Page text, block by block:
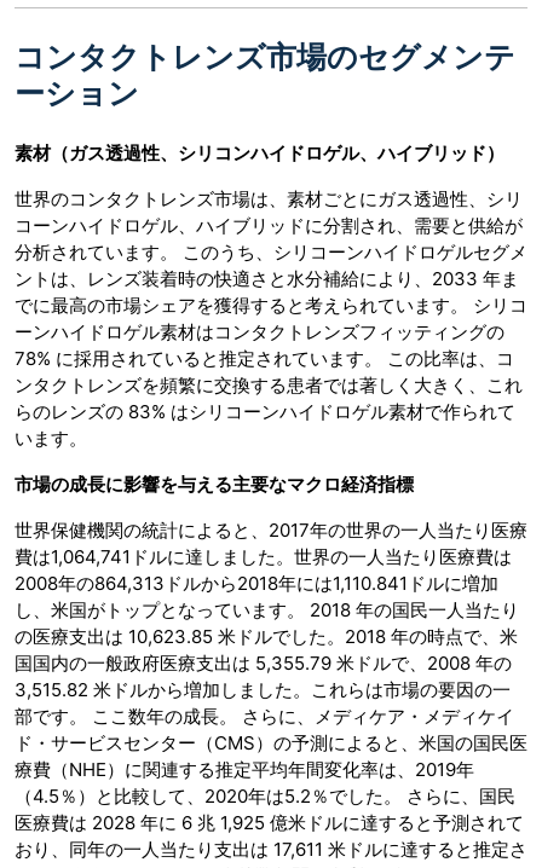
コンタクトレンズ市場のセグメンテ
ーション
素材（ガス透過性、シリコンハイドロゲル、ハイブリッド）
世界のコンタクトレンズ市場は、素材ごとにガス透過性、シリ
コーンハイドロゲル、ハイブリッドに分割され、需要と供給が
分析されています。 このうち、シリコーンハイドロゲルセグメ
ントは、レンズ装着時の快適さと水分補給により、2033 年ま
でに最高の市場シェアを獲得すると考えられています。 シリコ
ーンハイドロゲル素材はコンタクトレンズフィッティングの
78% に採用されていると推定されています。 この比率は、コ
ンタクトレンズを頻繁に交換する患者では著しく大きく、これ
らのレンズの 83% はシリコーンハイドロゲル素材で作られて
います。
市場の成長に影響を与える主要なマクロ経済指標
世界保健機関の統計によると、2017年の世界の一人当たり医療
費は1,064,741ドルに達しました。世界の一人当たり医療費は
2008年の864,313ドルから2018年には1,110.841ドルに増加
し、米国がトップとなっています。 2018 年の国民一人当たり
の医療支出は 10,623.85 米ドルでした。2018 年の時点で、米
国国内の一般政府医療支出は 5,355.79 米ドルで、2008 年の
3,515.82 米ドルから増加しました。これらは市場の要因の一
部です。 ここ数年の成長。 さらに、メディケア・メディケイ
ド・サービスセンター（CMS）の予測によると、米国の国民医
療費（NHE）に関連する推定平均年間変化率は、2019年
（4.5％）と比較して、2020年は5.2％でした。 さらに、国民
医療費は 2028 年に 6 兆 1,925 億米ドルに達すると予測されて
おり、同年の一人当たり支出は 17,611 米ドルに達すると推定さ